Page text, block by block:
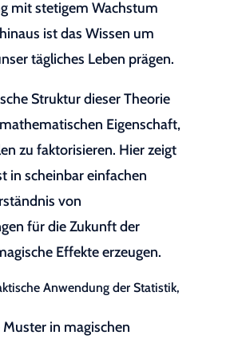
mit stetigem Wachstum
ist das Wissen um
tägliches Leben prägen.
Struktur dieser Theorie
Eigenschaft,
zu faktorisieren. Hier zeigt
in scheinbar einfachen
von
für die Zukunft der
Effekte erzeugen.
Anwendung der Statistik,
in magischen